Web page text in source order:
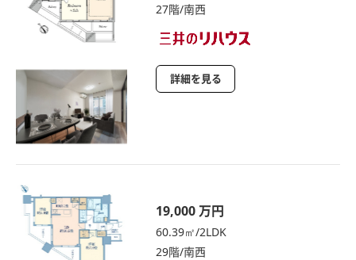
27階/南西
詳細を見る
19,000 万円
60.39㎡/2LDK
29階/南西